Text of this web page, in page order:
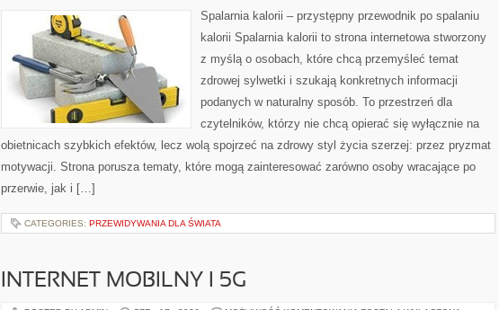
ODCHUDZANIU
Spalarnia kalorii – przystępny przewodnik po spalaniu
kalorii Spalarnia kalorii to strona internetowa stworzony
z myślą o osobach, które chcą przemyśleć temat
zdrowej sylwetki i szukają konkretnych informacji
podanych w naturalny sposób. To przestrzeń dla
czytelników, którzy nie chcą opierać się wyłącznie na
obietnicach szybkich efektów, lecz wolą spojrzeć na zdrowy styl życia szerzej: przez pryzmat
motywacji. Strona porusza tematy, które mogą zainteresować zarówno osoby wracające po
przerwie, jak i […]
CATEGORIES: PRZEWIDYWANIA DLA ŚWIATA
INTERNET MOBILNY I 5G